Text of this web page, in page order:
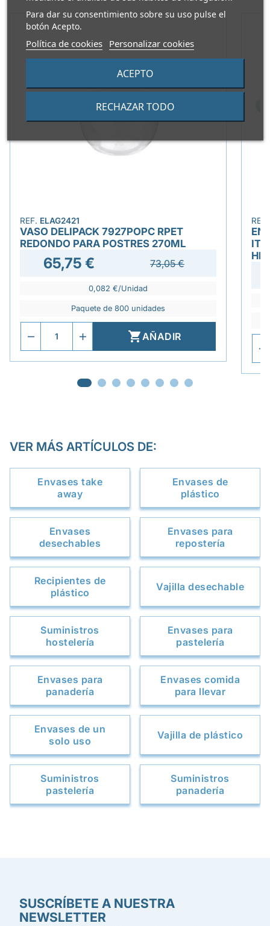
Para dar su consentimiento sobre su uso pulse el
botón Acepto.
Política de cookies Personalizar cookies
RECHAZAR TODO
ACEPTO
REF. ELAG2421
VASO DELIPACK 7927POPC RPET
REDONDO PARA POSTRES 270ML
65,75 € 73,05 €
0,082 €/Unidad
Paquete de 800 unidades
AÑADIR
VER MÁS ARTÍCULOS DE:
Envases take
away
Envases de
plástico
Envases
desechables
Envases para
repostería
Recipientes de
plástico
Vajilla desechable
Suministros
hostelería
Envases para
pastelería
Envases para
panadería
Envases comida
para llevar
Envases de un
solo uso
Vajilla de plástico
Suministros
pastelería
Suministros
panadería
SUSCRÍBETE A NUESTRA
NEWSLETTER